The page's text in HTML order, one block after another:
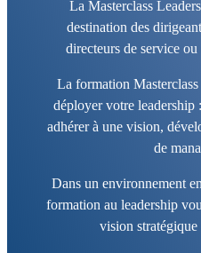
La Masterclass
destination des
directeurs de service ou
La formation
déployer votre leadership
adhérer à une vision,
de
Dans un environnement
formation au leadership
vision